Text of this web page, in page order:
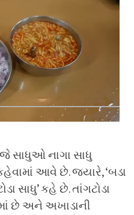
સાધુઓ નાગા સાધુ
આવે છે. જ્યારે, ‘બડા
સાધુ’ કહે છે. તાંગટોડા
છે અને અખાડાની